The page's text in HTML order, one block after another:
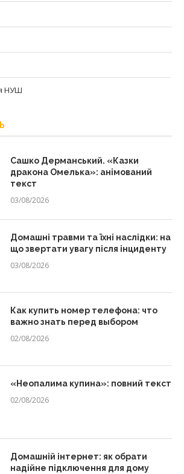
НУШ
Сашко Дерманський. «Казки
дракона Омелька»: анімований
текст
03/08/2026
Домашні травми та їхні наслідки: на
що звертати увагу після інциденту
03/08/2026
Как купить номер телефона: что
важно знать перед выбором
02/08/2026
«Неопалима купина»: повний текст
02/08/2026
Домашній інтернет: як обрати
надійне підключення для дому